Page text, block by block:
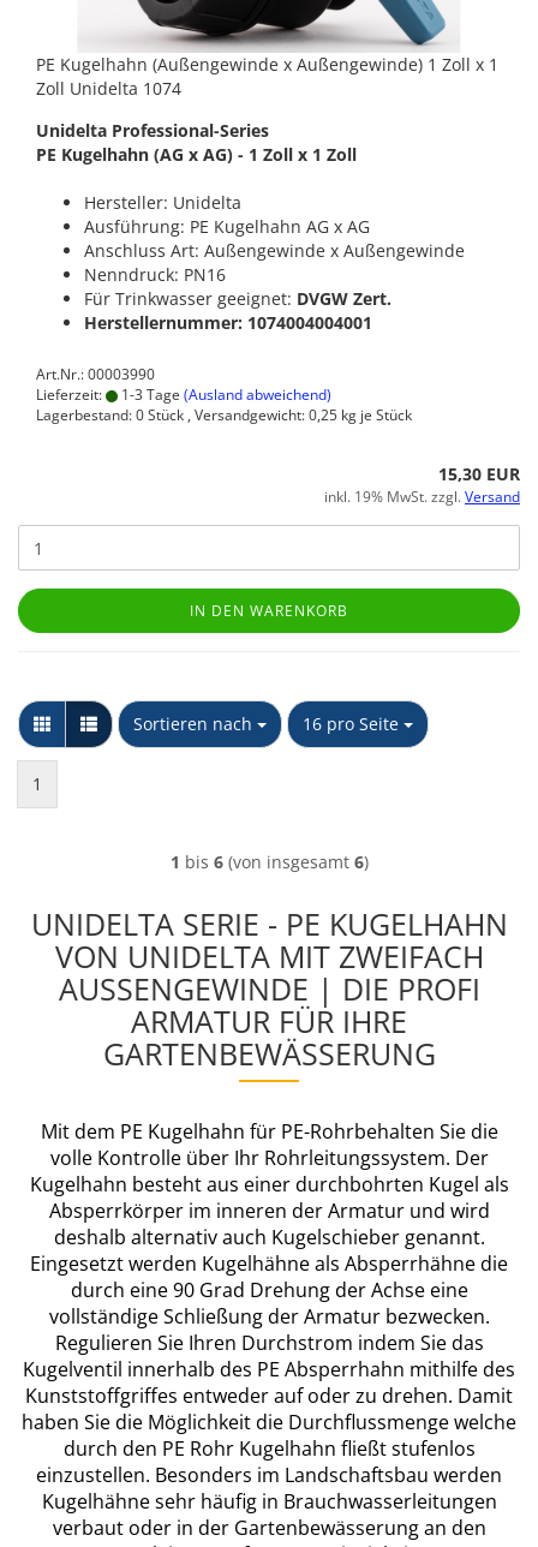
PE Kugelhahn (Außengewinde x Außengewinde) 1 Zoll x 1
Zoll Unidelta 1074
Unidelta Professional-Series
PE Kugelhahn (AG x AG) - 1 Zoll x 1 Zoll
Hersteller: Unidelta
Ausführung: PE Kugelhahn AG x AG
Anschluss Art: Außengewinde x Außengewinde
Nenndruck: PN16
Für Trinkwasser geeignet: DVGW Zert.
Herstellernummer: 1074004004001
Art.Nr.: 00003990
Lieferzeit:
1-3 Tage (Ausland abweichend)
Lagerbestand: 0 Stück , Versandgewicht:0,25 kg je Stück
15,30 EUR
inkl. 19% MwSt. zzgl.Versand
IN DEN WARENKORB
Sortieren nach
Sortieren nach 16 pro Seite
pro Seite
1
1 bis 6(von insgesamt 6)
UNIDELTA SERIE - PE KUGELHAHN
VON UNIDELTA MIT ZWEIFACH
AUSSENGEWINDE | DIE PROFI A
RMATUR FÜR IHRE G
ARTENBEWÄSSERUNG
Mit dem PE Kugelhahn für PE-Rohrbehalten Sie die
volle Kontrolle über Ihr Rohrleitungssystem. Der
Kugelhahn besteht aus einer durchbohrten Kugel als
Absperrkörper im inneren der Armatur und wird
deshalb alternativ auch Kugelschieber genannt.
Eingesetzt werden Kugelhähne als Absperrhähne die
durch eine 90 Grad Drehung der Achse eine
vollständige Schließung der Armatur bezwecken.
Regulieren Sie Ihren Durchstrom indem Sie das
Kugelventil innerhalb des PE Absperrhahn mithilfe des
Kunststoffgriffes entweder auf oder zu drehen. Damit
haben Sie die Möglichkeit die Durchflussmenge welche
durch den PE Rohr Kugelhahn fließt stufenlos
einzustellen. Besonders im Landschaftsbau werden
Kugelhähne sehr häufig in Brauchwasserleitungen
verbaut oder in der Gartenbewässerung an den